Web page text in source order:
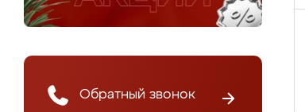
Обратный звонок